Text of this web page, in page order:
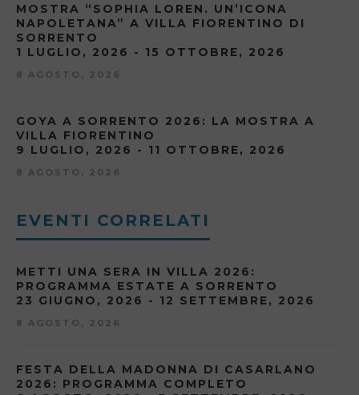
MOSTRA “SOPHIA LOREN. UN’ICONA
NAPOLETANA” A VILLA FIORENTINO DI
SORRENTO
1 LUGLIO, 2026 - 15 OTTOBRE, 2026
8 AGOSTO, 2026
GOYA A SORRENTO 2026: LA MOSTRA A
VILLA FIORENTINO
9 LUGLIO, 2026 - 11 OTTOBRE, 2026
8 AGOSTO, 2026
EVENTI CORRELATI
METTI UNA SERA IN VILLA 2026:
PROGRAMMA ESTATE A SORRENTO
23 GIUGNO, 2026 - 12 SETTEMBRE, 2026
8 AGOSTO, 2026
FESTA DELLA MADONNA DI CASARLANO
2026: PROGRAMMA COMPLETO